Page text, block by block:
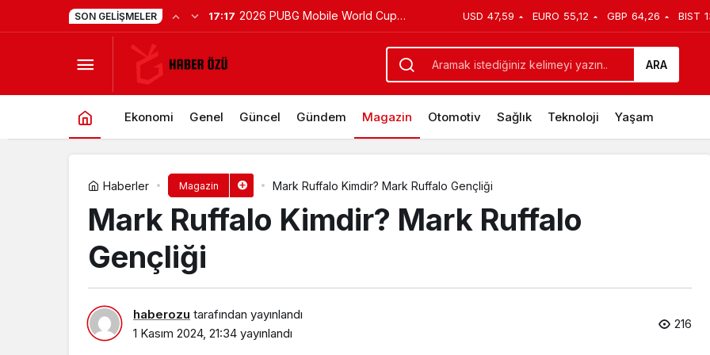
SON GELIŞMELER 17:17 2026 PUBG Mobile World Cup USD 47,59 EURO 55,12 GBP 64,26 BIST
ARA
Ekonomi Genel Güncel Gündem Magazin Otomotiv Sağlık Teknoloji Yaşam
Haberler Magazin Mark Ruffalo Kimdir? Mark Ruffalo Gençliği
Mark Ruffalo Kimdir? Mark Ruffalo
Gençliği
haberozu tarafından yayınlandı
1 Kasım 2024, 21:34 yayınlandı
216
Mark Ruffalo Kimdir? Mark Ruffalo Gençliği